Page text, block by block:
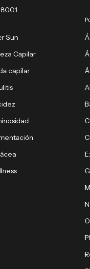
Sun
Capilar
capilar